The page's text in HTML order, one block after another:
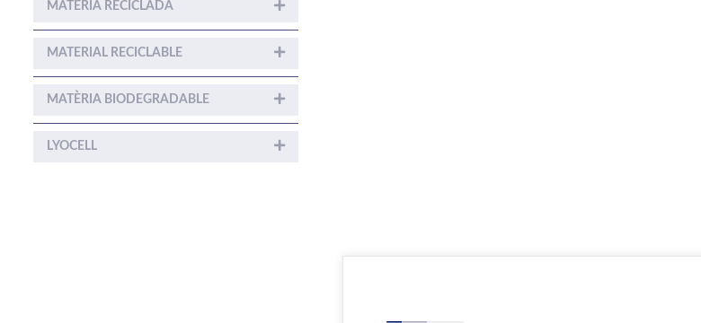
MATÈRIA RECICLADA
MATERIAL RECICLABLE
MATÈRIA BIODEGRADABLE
LYOCELL